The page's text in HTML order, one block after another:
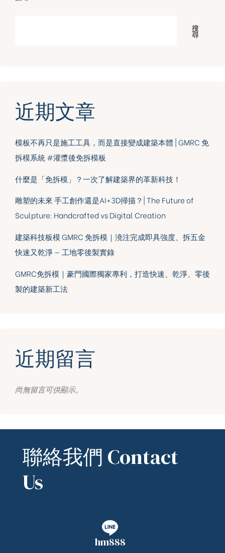
搜
尋
近期文章
模板不再只是施工工具，而是直接變成建築本體 | GMRC 免
拆模系統 #灌漿後免拆模板
什麼是「免拆模」？一次了解建築界的革新科技！
雕塑的未來 手工創作還是AI+3D掃描？| The Future of
Sculpture: Handcrafted vs Digital Creation
建築科技板模 GMRC 免拆模｜澆注完成即具強度、拆五金
快速又乾淨 — 工地零後製實錄
GMRC免拆模｜豪門國際獨家專利，打造快速、乾淨、零後
製的建築新工法
近期留言
尚無留言可供顯示。
聯絡我們 Contact
Us
hm888